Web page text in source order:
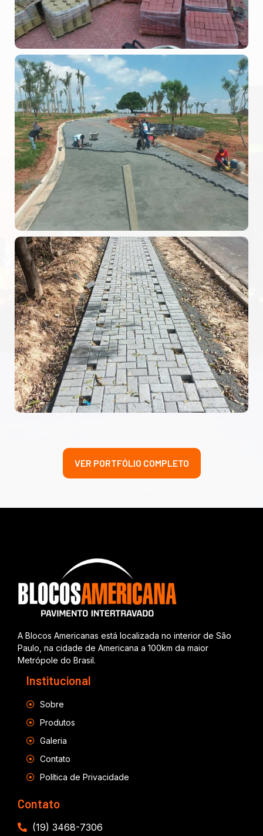
VER PORTFÓLIO COMPLETO
A Blocos Americanas está localizada no interior de São
Paulo, na cidade de Americana a 100km da maior
Metrópole do Brasil.
Institucional
Sobre
Produtos
Galeria
Contato
Política de Privacidade
Contato
(19) 3468-7306